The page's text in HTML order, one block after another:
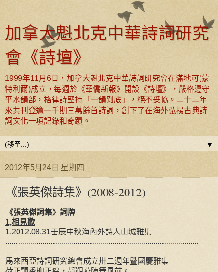
加拿大魁北克中華詩詞研究
會《詩壇》
1999年11月6日，加拿大魁北克中華詩詞研究會在滿地可(蒙
特利爾)成立，每週於《華僑新報》開設《詩壇》，嚴格遵守
平水韻部，格律詩堅持「一韻到底」，絕不妥協。二十二年
來共刊登逾一千期三萬餘首詩詞，創下了在海外弘揚古典詩
詞文化一項記錄和奇蹟。
▼
2012年5月24日 星期四
《張英傑詩集》(2008-2012)
《張英傑詞集》詞牌
1,相見歡
1,2012.08.31壬辰中秋海內外詩人山城雅集
...................................................................................................
馬來西亞詩詞研究總會成立卅二週年暨國慶雅集